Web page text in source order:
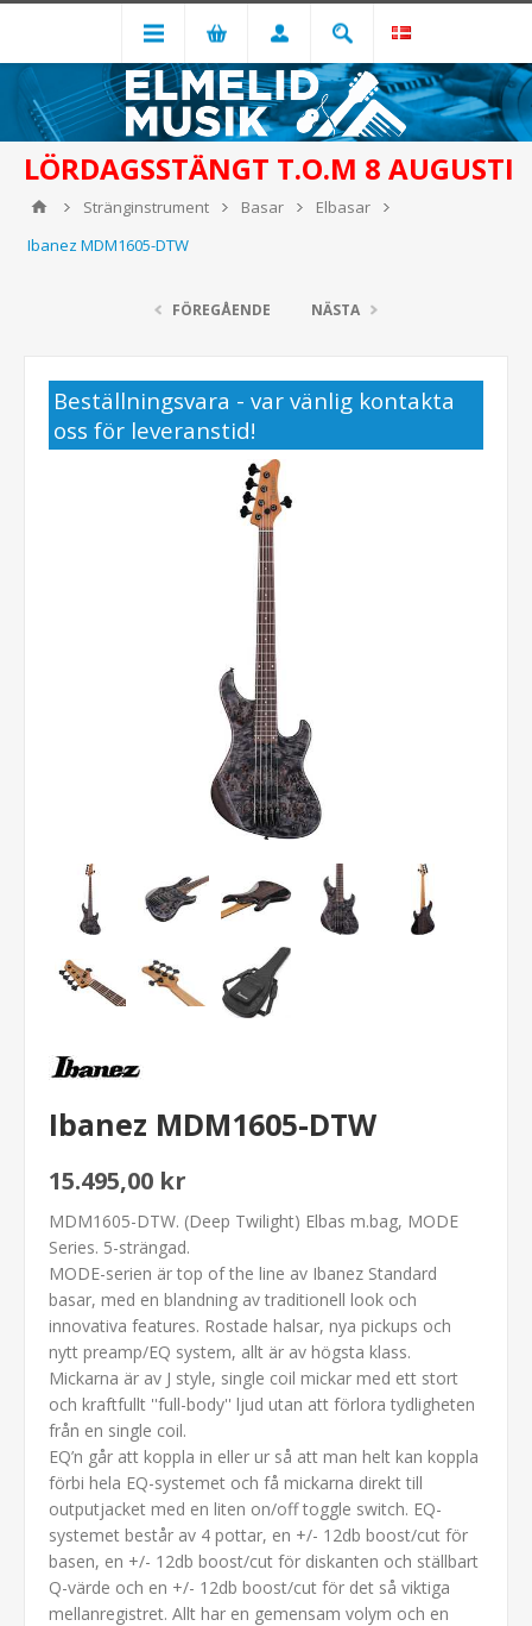
LÖRDAGSSTÄNGT T.O.M 8 AUGUSTI
Stränginstrument Basar
Elbasar
Ibanez MDM1605-DTW
FÖREGÅENDE NÄSTA
Beställningsvara - var vänlig kontakta
oss för leveranstid!
Ibanez MDM1605-DTW
15.495,00 kr
MDM1605-DTW. (Deep Twilight) Elbas m.bag, MODE
Series. 5-strängad.
MODE-serien är top of the line av Ibanez Standard
basar, med en blandning av traditionell look och
innovativa features. Rostade halsar, nya pickups och
nytt preamp/EQ system, allt är av högsta klass.
Mickarna är av J style, single coil mickar med ett stort
och kraftfullt ''full-body'' ljud utan att förlora tydligheten
från en single coil.
EQ’n går att koppla in eller ur så att man helt kan koppla
förbi hela EQ-systemet och få mickarna direkt till
outputjacket med en liten on/off toggle switch. EQ-
systemet består av 4 pottar, en +/- 12db boost/cut för
basen, en +/- 12db boost/cut för diskanten och ställbart
Q-värde och en +/- 12db boost/cut för det så viktiga
mellanregistret. Allt har en gemensam volym och en